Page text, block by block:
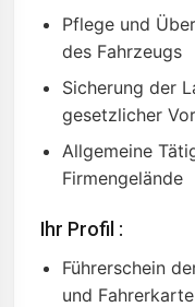
Pflege und
des Fahrzeugs
Sicherung der
gesetzlicher
Allgemeine
Firmengelände
Ihr Profil :
Führerschein
und Fahrerkarte